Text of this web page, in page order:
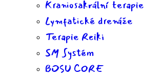
Kraniosakrální terapie
Lymfatické drenáže
Terapie Reiki
SM Systém
BOSU CORE